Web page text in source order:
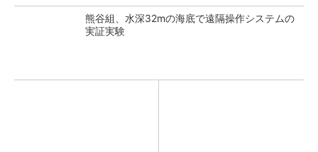
熊谷組、水深32mの海底で遠隔操作システムの
実証実験